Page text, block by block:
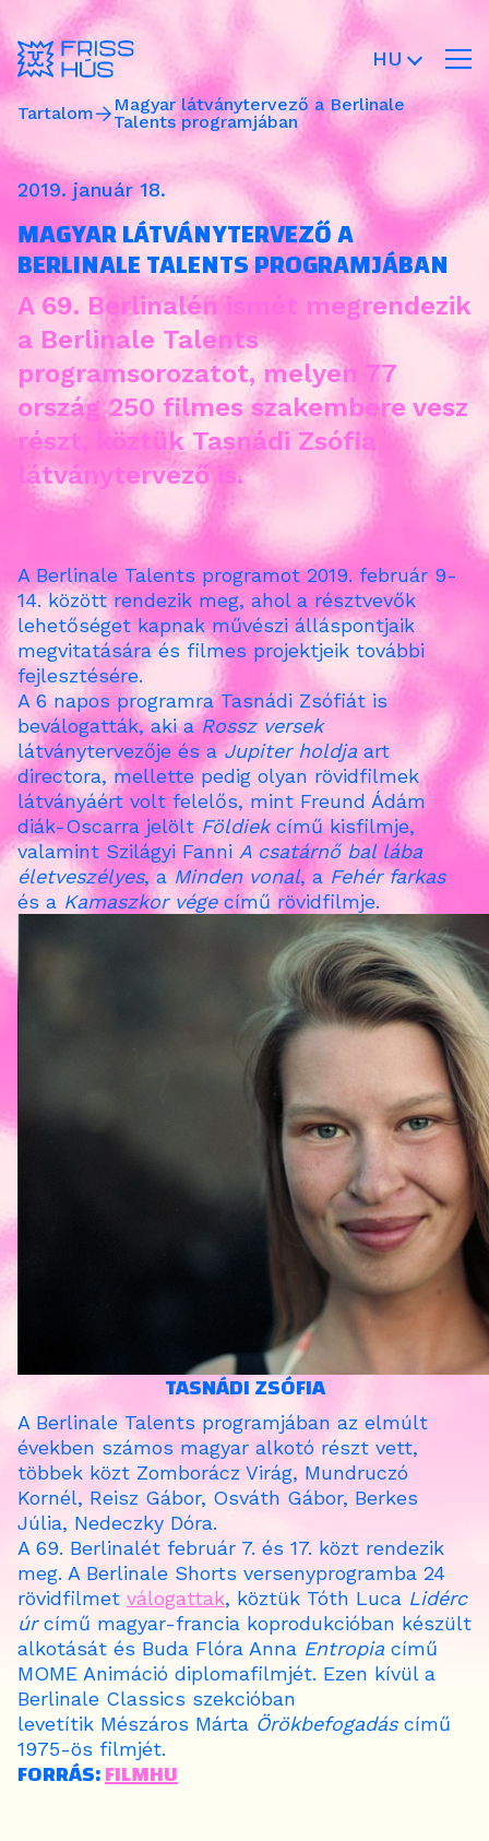
HU
Tartalom
Magyar látványtervező a Berlinale
Talents programjában
2019. január 18.
MAGYAR LÁTVÁNYTERVEZŐ A
BERLINALE TALENTS PROGRAMJÁBAN
A 69. Berlinalén ismét megrendezik
a Berlinale Talents
programsorozatot, melyen 77
ország 250 filmes szakembere vesz
részt, köztük Tasnádi Zsófia
látványtervező is.
A Berlinale Talents programot 2019. február 9-
14. között rendezik meg, ahol a résztvevők
lehetőséget kapnak művészi álláspontjaik
megvitatására és filmes projektjeik további
fejlesztésére.
A 6 napos programra Tasnádi Zsófiát is
beválogatták, aki aRossz versek
látványtervezője és aJupiter holdja art
directora, mellette pedig olyan rövidfilmek
látványáért volt felelős, mint Freund Ádám
diák-Oscarra jelölt Földiekcímű kisfilmje,
valamint Szilágyi Fanni A csatárnő bal lába
életveszélyes, aMinden vonal, a Fehér farkas
és a Kamaszkor vége című rövidfilmje.
TASNÁDI ZSÓFIA
A Berlinale Talents programjában az elmúlt
években számos magyar alkotó részt vett,
többek közt Zomborácz Virág, Mundruczó
Kornél, Reisz Gábor, Osváth Gábor, Berkes
Júlia, Nedeczky Dóra.
A 69. Berlinalét február 7. és 17. közt rendezik
meg. A Berlinale Shorts versenyprogramba 24
rövidfilmet válogattak, köztük Tóth Luca Lidérc
úrcímű magyar-francia koprodukcióban készült
alkotását és Buda Flóra Anna Entropia című
MOME Animáció diplomafilmjét. Ezen kívül a
Berlinale Classics szekcióban
levetítik Mészáros Márta Örökbefogadáscímű
1975-ös filmjét.
FORRÁS:FILMHU